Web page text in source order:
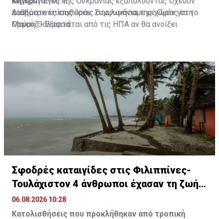
καθημερινές επιθέσεις στα λιμάνια της χώρας στη
Μαύρη Θάλασσα.
Διαβάστε επίσης:Ιράν: Συμφωνήσαμε με Ομάν για το
Ορμούζ - Εξαρτάται από τις ΗΠΑ αν θα ανοίξει
Σφοδρές καταιγίδες στις Φιλιππίνες-
Τουλάχιστον 4 άνθρωποι έχασαν τη ζωή
τους
06.08.2026 10:28
Κατολισθήσεις που προκλήθηκαν από τροπική